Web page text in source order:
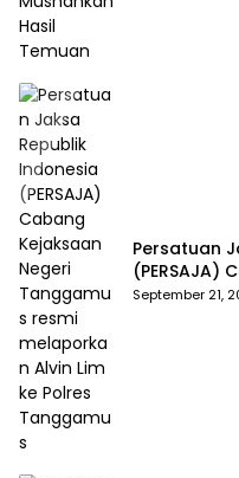
Persatuan
(PERSAJA)
Tanggamus
September 21,